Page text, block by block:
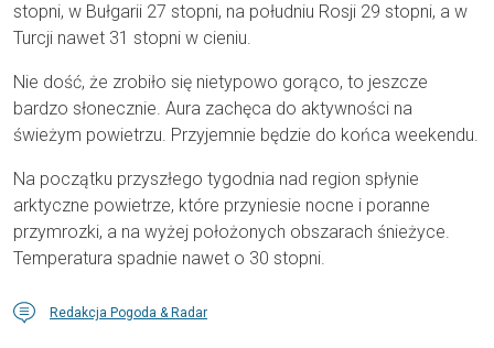
stopni, w Bułgarii 27 stopni, na południu Rosji 29 stopni, a w
Turcji nawet 31 stopni w cieniu.
Nie dość, że zrobiło się nietypowo gorąco, to jeszcze
bardzo słonecznie. Aura zachęca do aktywności na
świeżym powietrzu. Przyjemnie będzie do końca weekendu.
Na początku przyszłego tygodnia nad region spłynie
arktyczne powietrze, które przyniesie nocne i poranne
przymrozki, a na wyżej położonych obszarach śnieżyce.
Temperatura spadnie nawet o 30 stopni.
Redakcja Pogoda & Radar